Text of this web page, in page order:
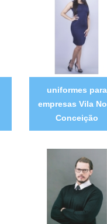
uniformes para
empresas Vila
Conceição